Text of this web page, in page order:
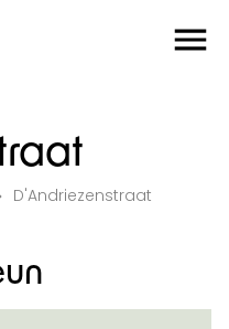
D'Andriezenstraat